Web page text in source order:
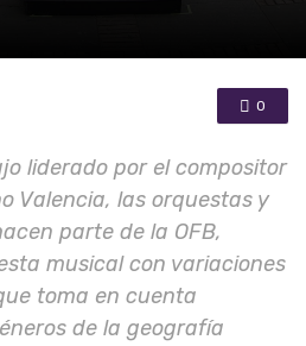
0
liderado por el compositor
Valencia, las orquestas y
parte de la OFB,
musical con variaciones
toma en cuenta
de la geografía